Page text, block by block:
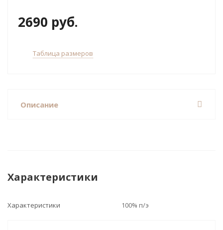
2690 руб.
Таблица размеров
Описание
Характеристики
Характеристики 100% п/э